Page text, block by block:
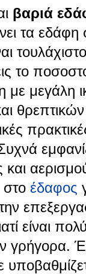
βαριά
τα
το
με μεγάλη
θρεπτικών
και
στο έδαφος
είναι